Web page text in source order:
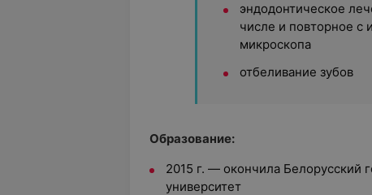
эндодонтическое
числе и повторное с
микроскопа
отбеливание зубов
Образование:
2015 г. — окончила Белорусский
университет